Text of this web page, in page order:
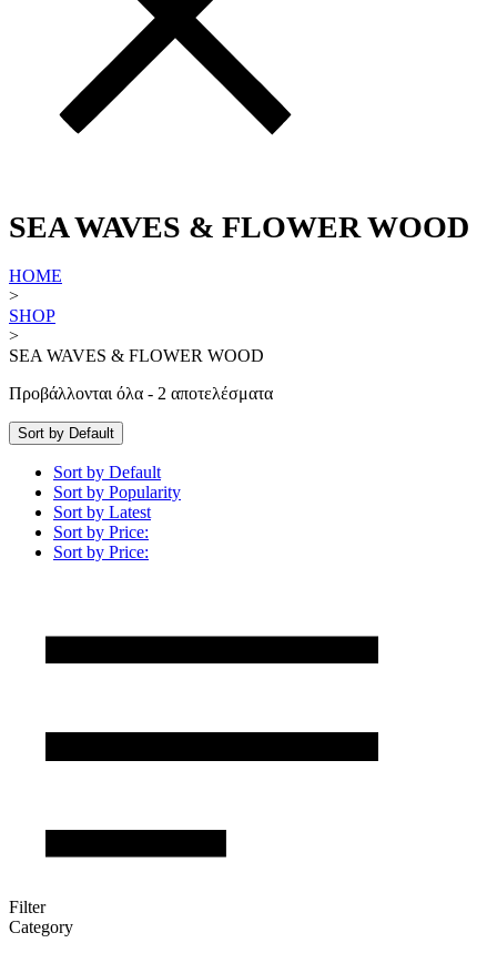
SEA WAVES & FLOWER WOOD
HOME
>
SHOP
>
SEA WAVES & FLOWER WOOD
Προβάλλονται όλα - 2 αποτελέσματα
Sort by Default
Sort by Default
Sort by Popularity
Sort by Latest
Sort by Price:
Sort by Price:
Filter
Category